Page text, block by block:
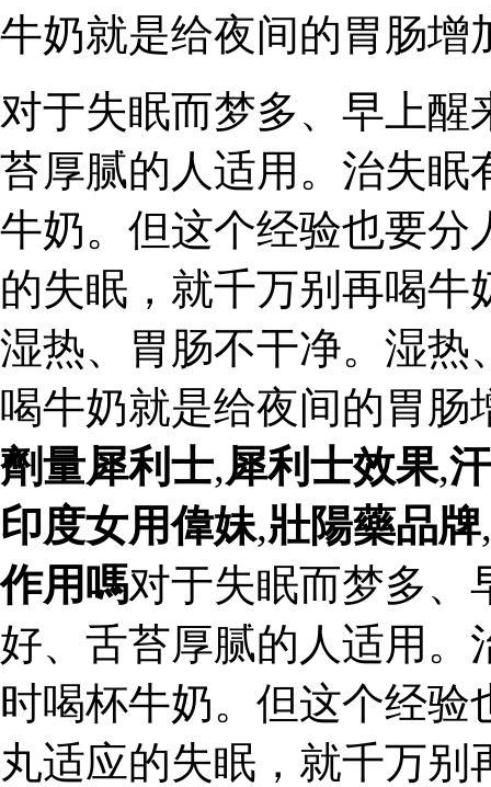
牛奶就是给夜间的胃肠增
对于失眠而梦多、早上
苔厚腻的人适用。治失眠
牛奶。但这个经验也要分
的失眠，就千万别再喝
湿热、胃肠不干净。湿热
喝牛奶就是给夜间的胃
劑量犀利士,犀利士效果,
印度女用偉妹,壯陽藥品牌,
作用嗎对于失眠而梦多、
好、舌苔厚腻的人适用。
时喝杯牛奶。但这个经
丸适应的失眠，就千万